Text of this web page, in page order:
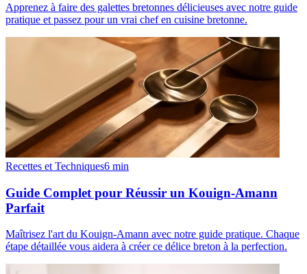
Apprenez à faire des galettes bretonnes délicieuses avec notre guide
pratique et passez pour un vrai chef en cuisine bretonne.
Recettes et Techniques6 min
Guide Complet pour Réussir un Kouign-Amann
Parfait
Maîtrisez l'art du Kouign-Amann avec notre guide pratique. Chaque
étape détaillée vous aidera à créer ce délice breton à la perfection.